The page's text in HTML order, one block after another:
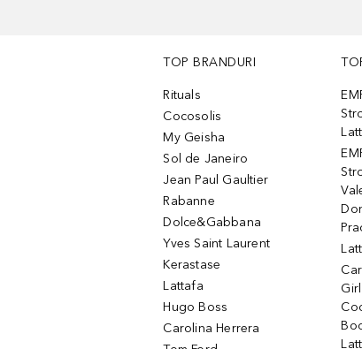
TOP BRANDURI
Rituals
Cocosolis
My Geisha
Sol de Janeiro
Jean Paul Gaultier
Rabanne
Dolce&Gabbana
Yves Saint Laurent
Kerastase
Lattafa
Hugo Boss
Carolina Herrera